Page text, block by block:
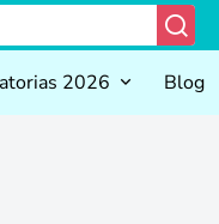
2026 Blog